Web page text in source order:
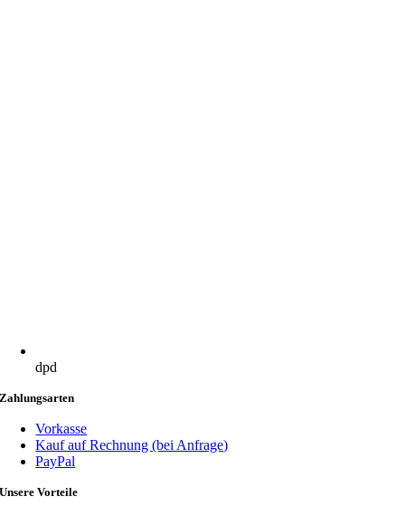
dpd
Zahlungsarten
Vorkasse
Kauf auf Rechnung (bei Anfrage)
PayPal
Unsere Vorteile